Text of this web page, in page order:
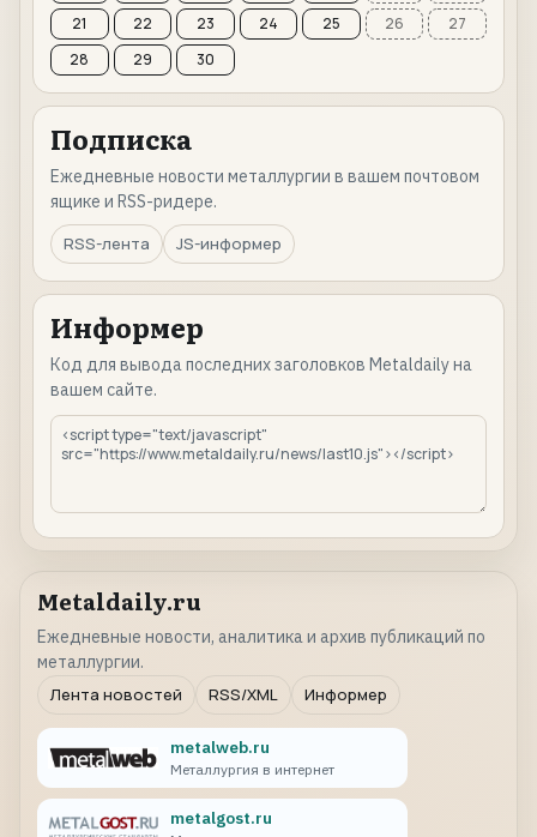
21
22 23 24 25 26
27
28
29 30
Подписка
Ежедневные новости металлургии в вашем почтовом
ящике и RSS-ридере.
RSS-лента
JS-информер
Информер
Код для вывода последних заголовков Metaldaily на
вашем сайте.
Metaldaily.ru
Ежедневные новости, аналитика и архив публикаций по
металлургии.
Лента новостей
RSS/XML Информер
metalweb.ru
Металлургия в интернет
metalgost.ru